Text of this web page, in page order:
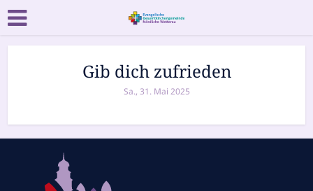
Gib dich zufrieden
Sa., 31. Mai 2025